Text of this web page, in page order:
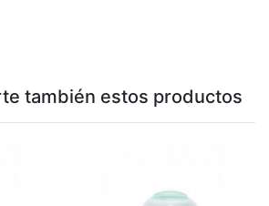
también estos productos